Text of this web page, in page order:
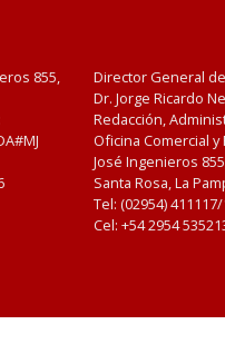
855,
Director General
Dr. Jorge Ricardo
Redacción,
Oficina Comercial
José Ingenieros
Santa Rosa, La
Tel: (02954)
Cel: +54 2954